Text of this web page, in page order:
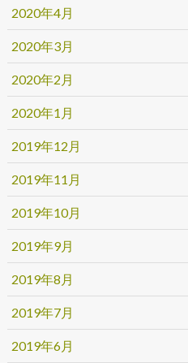
2020年4月
2020年3月
2020年2月
2020年1月
2019年12月
2019年11月
2019年10月
2019年9月
2019年8月
2019年7月
2019年6月